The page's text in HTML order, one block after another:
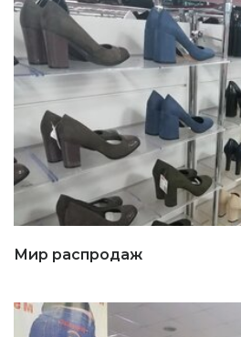
Мир распродаж